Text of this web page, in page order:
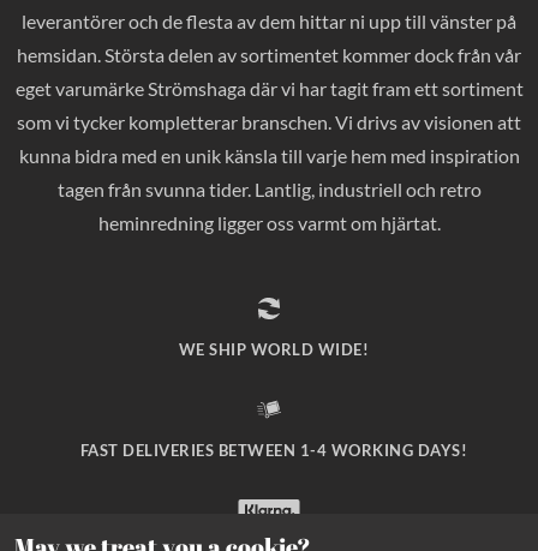
leverantörer och de flesta av dem hittar ni upp till vänster på
hemsidan. Största delen av sortimentet kommer dock från vår
eget varumärke Strömshaga där vi har tagit fram ett sortiment
som vi tycker kompletterar branschen. Vi drivs av visionen att
kunna bidra med en unik känsla till varje hem med inspiration
tagen från svunna tider. Lantlig, industriell och retro
heminredning ligger oss varmt om hjärtat.
WE SHIP WORLD WIDE!
FAST DELIVERIES BETWEEN 1-4 WORKING DAYS!